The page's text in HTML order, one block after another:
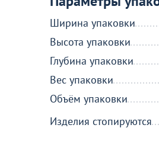
Ширина упаковки
Высота упаковки
Глубина упаковки
Вес упаковки
Объём упаковки
Изделия стопируются